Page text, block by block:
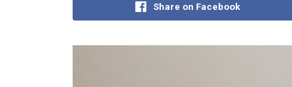
Share on Facebook